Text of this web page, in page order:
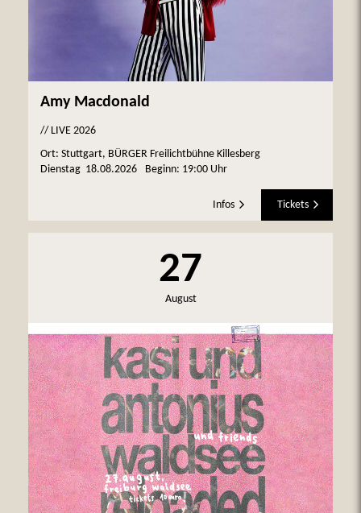
Amy Macdonald
// LIVE 2026
Ort: Stuttgart, BÜRGER Freilichtbühne Killesberg
Dienstag 18.08.2026 Beginn: 19:00 Uhr
Infos Tickets
27
August